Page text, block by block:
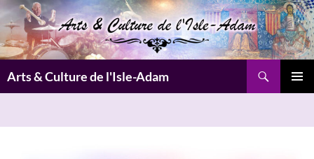
Aller
au
contenu
Arts & Culture de l'Isle-Adam